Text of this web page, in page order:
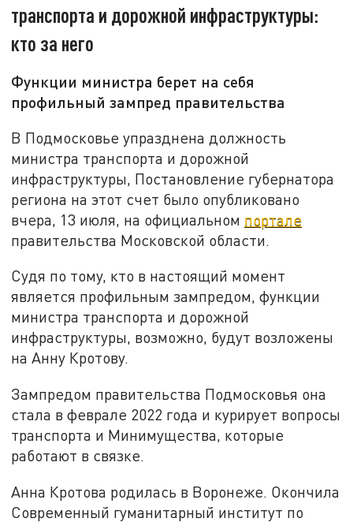
транспорта и дорожной инфраструктуры:
кто за него
Функции министра берет на себя
профильный зампред правительства
В Подмосковье упразднена должность
министра транспорта и дорожной
инфраструктуры, Постановление губернатора
региона на этот счет было опубликовано
вчера, 13 июля, на официальном портале
правительства Московской области.
Судя по тому, кто в настоящий момент
является профильным зампредом, функции
министра транспорта и дорожной
инфраструктуры, возможно, будут возложены
на Анну Кротову.
Зампредом правительства Подмосковья она
стала в феврале 2022 года и курирует вопросы
транспорта и Минимущества, которые
работают в связке.
Анна Кротова родилась в Воронеже. Окончила
Современный гуманитарный институт по